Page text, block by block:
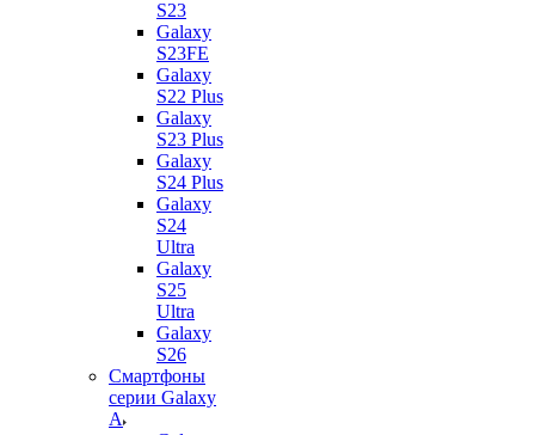
S23
Galaxy
S23FE
Galaxy
S22 Plus
Galaxy
S23 Plus
Galaxy
S24 Plus
Galaxy
S24
Ultra
Galaxy
S25
Ultra
Galaxy
S26
Смартфоны
серии Galaxy
A